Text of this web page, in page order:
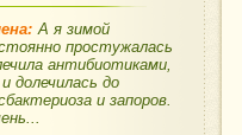
А я зимой
простужалась
антибиотиками,
долечилась до
и запоров.